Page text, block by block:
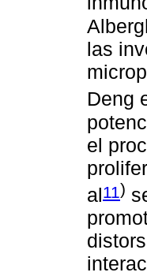
las
Deng
el
al11)